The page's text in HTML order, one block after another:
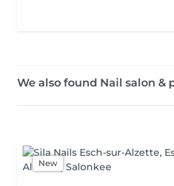
We also found Nail salon
New